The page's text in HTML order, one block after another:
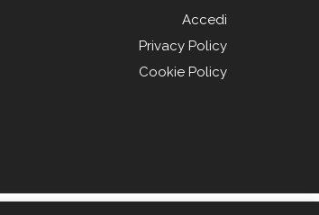
Accedi
Privacy Policy
Cookie Policy